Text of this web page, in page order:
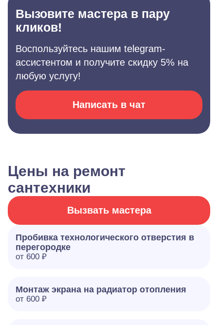
Вызовите мастера в пару
кликов!
Воспользуйтесь нашим telegram-
ассистентом и получите скидку 5% на
любую услугу!
Написать в чат
Цены на ремонт
сантехники
Вызвать мастера
Пробивка технологического отверстия в
перегородке
от 600 ₽
Монтаж экрана на радиатор отопления
от 600 ₽